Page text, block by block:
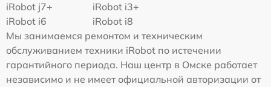
iRobot j7+
iRobot i3+
iRobot i6
iRobot i8
Мы занимаемся ремонтом и техническим
обслуживанием техники iRobot по истечении
гарантийного периода. Наш центр в Омске работает
независимо и не имеет официальной авторизации от